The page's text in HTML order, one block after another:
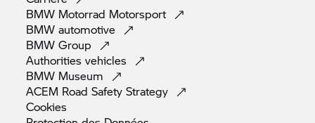
BMW Motorrad Motorsport
BMWautomotive
BMWGroup
Authoritiesvehicles
BMW Museum
ACEM Road SafetyStrategy
Cookies